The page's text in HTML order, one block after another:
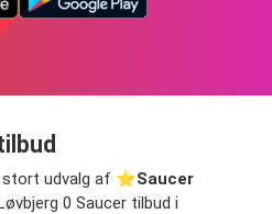
stort udvalg af ⭐️Saucer
0 Saucer tilbud i